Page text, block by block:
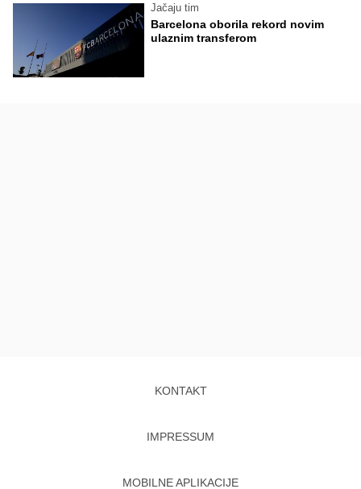
Jačaju tim
Barcelona oborila rekord novim
ulaznim transferom
KONTAKT
IMPRESSUM
MOBILNE APLIKACIJE